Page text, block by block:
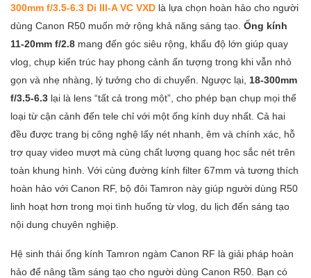
300mm f/3.5-6.3 Di III-A VC VXD là lựa chọn hoàn hảo cho người
dùng Canon R50 muốn mở rộng khả năng sáng tạo. Ống kính
11-20mm f/2.8 mang đến góc siêu rộng, khẩu độ lớn giúp quay
vlog, chụp kiến trúc hay phong cảnh ấn tượng trong khi vẫn nhỏ
gọn và nhẹ nhàng, lý tưởng cho di chuyển. Ngược lại, 18-300mm
f/3.5-6.3 lại là lens “tất cả trong một”, cho phép bạn chụp mọi thể
loại từ cận cảnh đến tele chỉ với một ống kính duy nhất. Cả hai
đều được trang bị công nghệ lấy nét nhanh, êm và chính xác, hỗ
trợ quay video mượt mà cùng chất lượng quang học sắc nét trên
toàn khung hình. Với cùng đường kính filter 67mm và tương thích
hoàn hảo với Canon RF, bộ đôi Tamron này giúp người dùng R50
linh hoạt hơn trong mọi tình huống từ vlog, du lịch đến sáng tạo
nội dung chuyên nghiệp.
Hệ sinh thái ống kính Tamron ngàm Canon RF là giải pháp hoàn
hảo để nâng tầm sáng tạo cho người dùng Canon R50. Bạn có